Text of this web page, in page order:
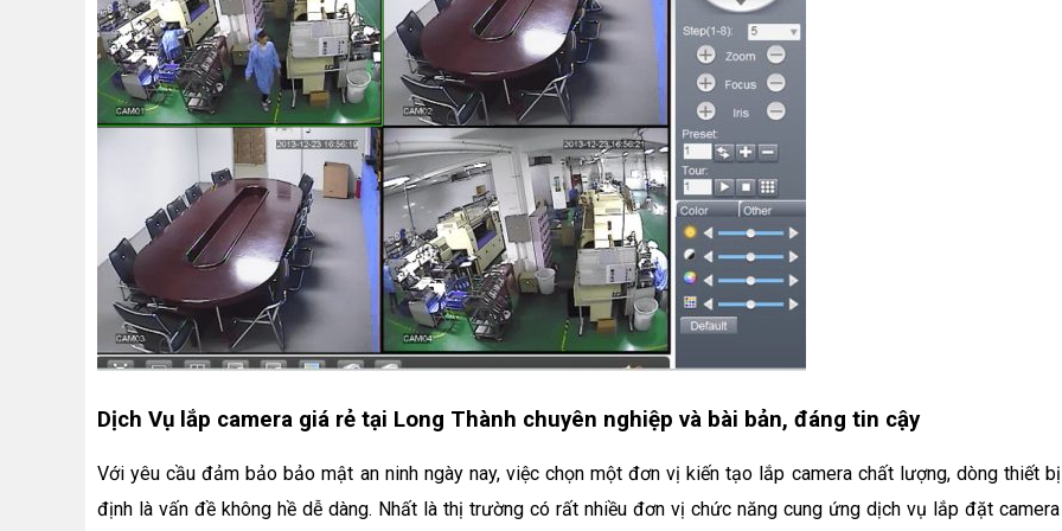
Dịch Vụ lắp camera giá rẻ tại Long Thành chuyên nghiệp và bài bản, đáng tin cậy
Với yêu cầu đảm bảo bảo mật an ninh ngày nay, việc chọn một đơn vị kiến tạo lắp camera chất lượng, dòng thiết
định là vấn đề không hề dễ dàng. Nhất là thị trường có rất nhiều đơn vị chức năng cung ứng dịch vụ lắp đặt